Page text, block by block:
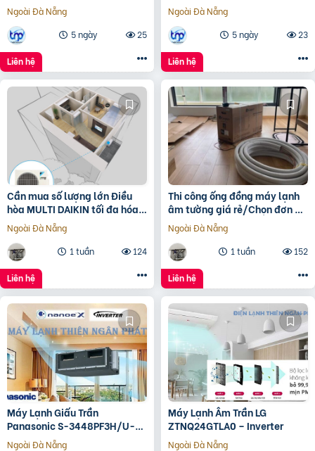
Ngoài Đà Nẵng
5 ngày
25
Liên hệ
Ngoài Đà Nẵng
5 ngày
23
Liên hệ
Cần mua số lượng lớn Điều
hòa MULTI DAIKIN tối đa hóa
không gian giá rẻ
Ngoài Đà Nẵng
1 tuần
124
Liên hệ
Thi công ống đồng máy lạnh
âm tường giá rẻ/Chọn đơn vị
thi công uy tín nào
Ngoài Đà Nẵng
1 tuần
152
Liên hệ
Máy Lạnh Giấu Trần
Panasonic S-3448PF3H/U-
43PR1H5
Ngoài Đà Nẵng
Máy Lạnh Âm Trần LG
ZTNQ24GTLA0 – Inverter
Ngoài Đà Nẵng